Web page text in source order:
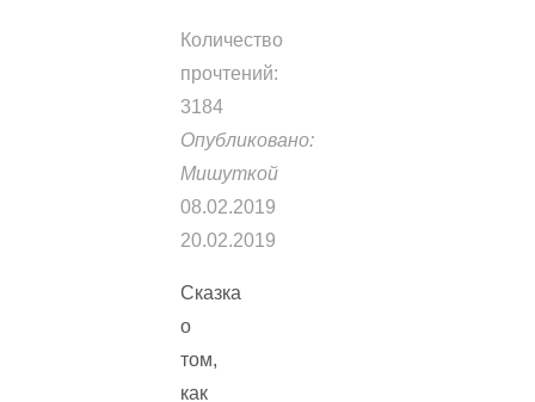
Количество
прочтений:
3184
Опубликовано:
Мишуткой
08.02.2019
20.02.2019
Сказка
о
том,
как